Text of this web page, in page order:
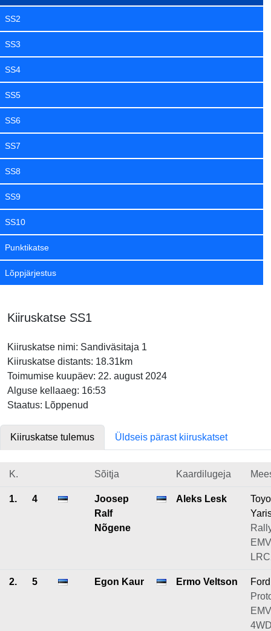
SS2
SS3
SS4
SS5
SS6
SS7
SS8
SS9
SS10
Punktikatse
Lõppjärjestus
Kiiruskatse SS1
Kiiruskatse nimi: Sandiväsitaja 1
Kiiruskatse distants: 18.31km
Toimumise kuupäev: 22. august 2024
Alguse kellaaeg: 16:53
Staatus: Lõppenud
Kiiruskatse tulemus Üldseis pärast kiiruskatset
K. Sõitja Kaardilugeja
1. 4
Joosep
Ralf
Nõgene
Aleks Lesk
2. 5 Egon Kaur Ermo Veltson